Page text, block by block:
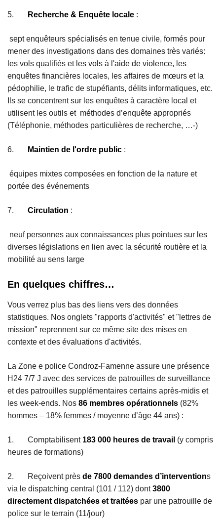
5. Recherche & Enquête locale :
sept enquêteurs spécialisés en tenue civile, formés pour
mener des investigations dans des domaines très variés:
les vols qualifiés et les vols à l'aide de violence, les
enquêtes financières locales, les affaires de mœurs et la
pédophilie, le trafic de stupéfiants, délits informatiques, etc.
Ils se concentrent sur les enquêtes à caractère local et
utilisent les outils et méthodes d’enquête appropriés
(Téléphonie, méthodes particulières de recherche, …-)
6. Maintien de l'ordre public :
équipes mixtes composées en fonction de la nature et
portée des événements
7. Circulation :
neuf personnes aux connaissances plus pointues sur les
diverses législations en lien avec la sécurité routière et la
mobilité au sens large
En quelques chiffres…
Vous verrez plus bas des liens vers des données
statistiques. Nos onglets "rapports d'activités" et "lettres de
mission" reprennent sur ce même site des mises en
contexte et des évaluations d'activités.
La Zone e police Condroz-Famenne assure une présence
H24 7/7 J avec des services de patrouilles de surveillance
et des patrouilles supplémentaires certains après-midis et
les week-ends. Nos 86 membres opérationnels (82%
hommes – 18% femmes / moyenne d’âge 44 ans) :
1. Comptabilisent 183 000 heures de travail (y compris
heures de formations)
2. Reçoivent près de 7800 demandes d’interventions
via le dispatching central (101 / 112) dont3800
directement dispatchées et traitées par une patrouille de
police sur le terrain (11/jour)